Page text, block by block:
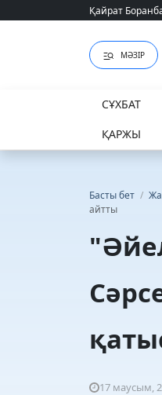
Қайрат
Қайрат
МӘЗІР
СҰХБАТ
ҚАРЖЫ
Басты бет /
айтты
17 маусым,